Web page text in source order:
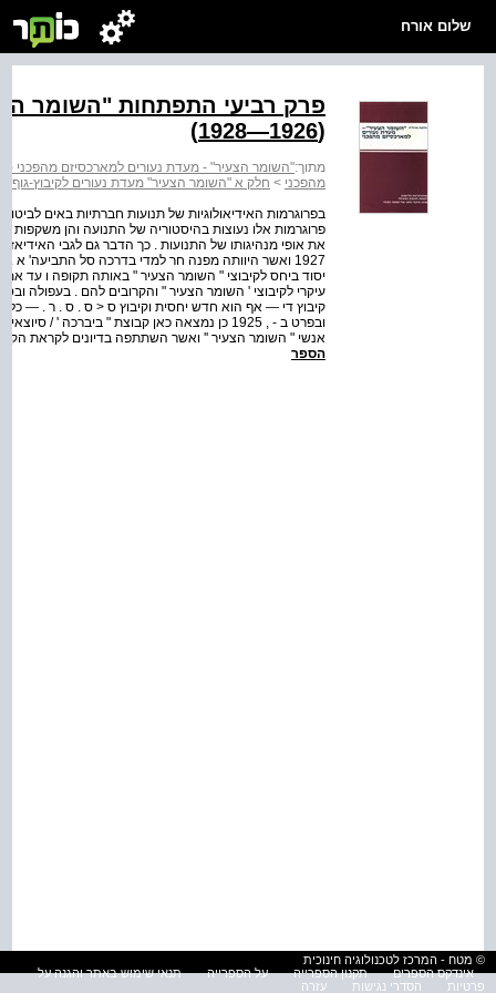
שלום אורח
פרק רביעי התפתחות "השומר
(1926—1928)
מתוך:"השומר הצעיר" - מעדת נעורים למארכסיזם מהפכני (1913-1936)
מהפכני > חלק א "השומר הצעיר" מעדת נעורים לקיבוץ-גוף
פרוגרמות אלו נעוצות בהיסטוריה של התנועה והן משקפות
עיקרי לקיבוצי ' השומר הצעיר " והקרובים להם . בעפולה
ובפרט ב - , 1925 כן נמצאה כאן קבוצת "
אנשי " השומר הצעיר '' ואשר השתתפה בדיונים לקראת
הספר
© מטח - המרכז לטכנולוגיה חינוכית
אינדקס הספרים
תקנון הספרייה על הספרייה
תנאי שימוש באתר והגנה על
פרטיות
הסדרי נגישות עזרה